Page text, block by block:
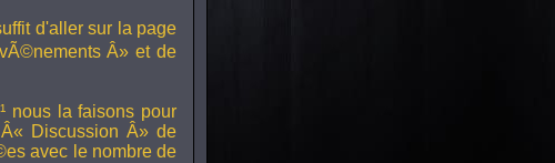
d'aller sur la page
Â» et de
nous la faisons pour
Discussion Â» de
avec le nombre de